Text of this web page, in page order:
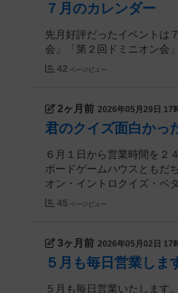
７月のカレンダー
先月好評だったイベントは
会」「第２回ドミニオン会
42 ページビュー
2ヶ月前 2026年05月29日 17
君のクイズ面白かっ
６月１日から営業時間を２
ボードゲームハウスともだ
オン・イントロクイズ・ベ
45 ページビュー
3ヶ月前 2026年05月02日 17
５月も毎日営業しま
５月も毎日営業いたします